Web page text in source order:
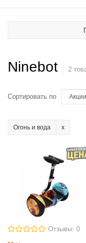
Ninebot 2
Сортировать по
Огонь и вода
Отзывы: 0